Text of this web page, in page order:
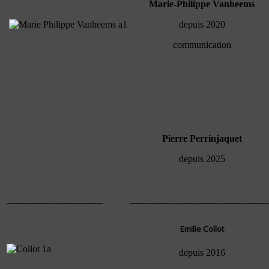
Marie-Philippe Vanheems
depuis 2020
communication
Pierre Perrinjaquet
depuis 2025
--------------------------------
Emilie Collot
depuis 2016